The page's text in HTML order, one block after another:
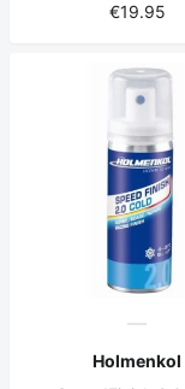
€19.95
Holmenkol